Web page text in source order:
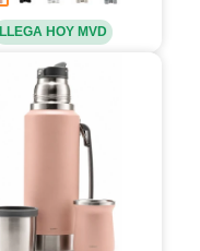
LLEGA HOY MVD